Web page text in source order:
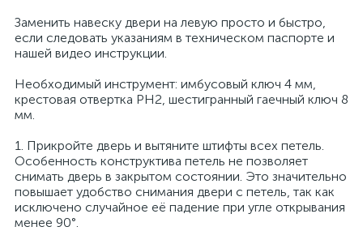
Заменить навеску двери на левую просто и быстро,
если следовать указаниям в техническом паспорте и
нашей видео инструкции.
Необходимый инструмент: имбусовый ключ 4 мм,
крестовая отвертка PH2, шестигранный гаечный ключ 8
мм.
1. Прикройте дверь и вытяните штифты всех петель.
Особенность конструктива петель не позволяет
снимать дверь в закрытом состоянии. Это значительно
повышает удобство снимания двери с петель, так как
исключено случайное её падение при угле открывания
менее 90°.